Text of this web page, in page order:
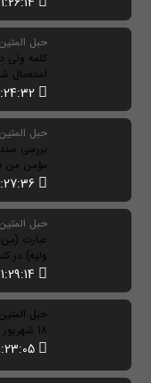
حبل المتین
کلمه ولی
استعمال شده؟ 15
حبل المتین
بررسی
مؤمن من بعدی»
حبل المتین
عبارت
ولیه) در کتب
حبل
18 شهریور 1403